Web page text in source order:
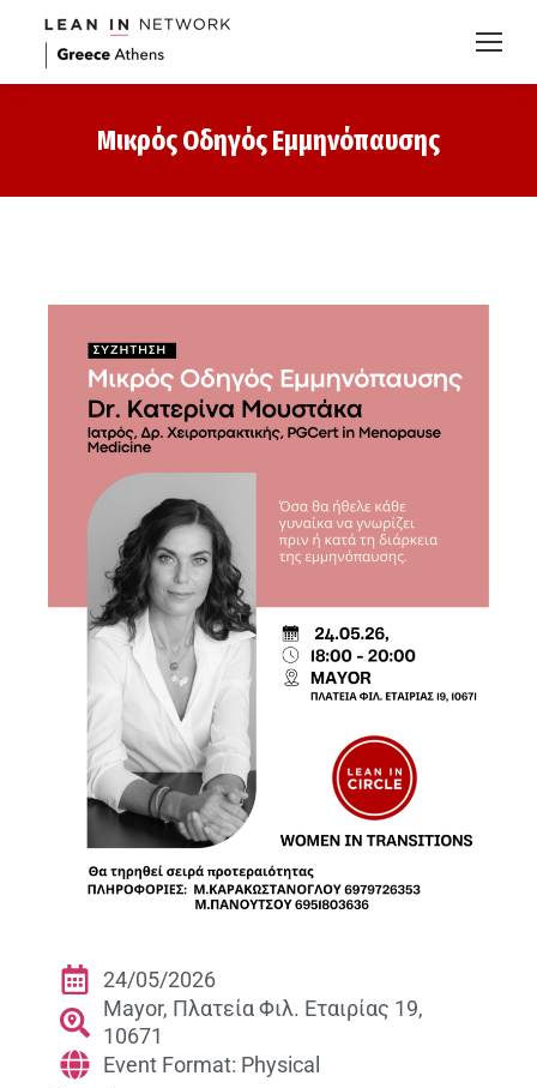
Μικρός Οδηγός Εμμηνόπαυσης
24/05/2026
Mayor, Πλατεία Φιλ. Εταιρίας 19,
10671
Event Format: Physical